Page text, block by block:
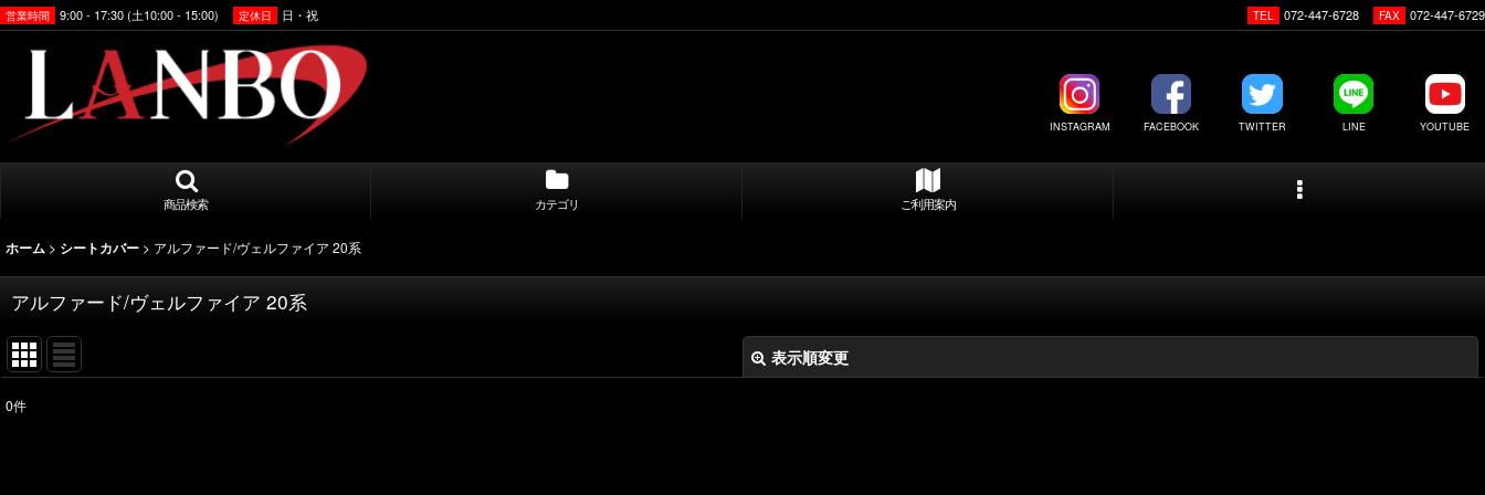
営業時間 9:00 - 17:30 (土10:00 - 15:00) 定休日 日・祝 TEL 072-447-6728 FAX 072-447-6729
INSTAGRAM FACEBOOK TWITTER LINE YOUTUBE
商品検索 カテゴリ ご利用案内
ホーム > シートカバー > アルファード/ヴェルファイア 20系
アルファード/ヴェルファイア 20系
表示順変更
表示数
0件